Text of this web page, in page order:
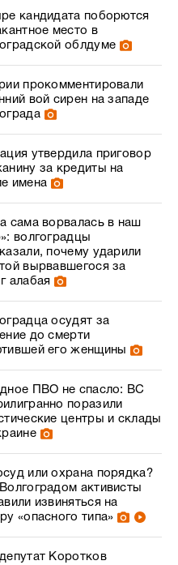
кандидата поборются
место в
облдуме
прокомментировали
вой сирен на западе
утвердила приговор
за кредиты на
имена
сама ворвалась в наш
волгоградцы
почему ударили
вырвавшегося за
алабая
осудят за
до смерти
его женщины
ПВО не спасло: ВС
поразили
центры и склады
или охрана порядка?
активисты
извиняться на
«опасного типа»
Коротков